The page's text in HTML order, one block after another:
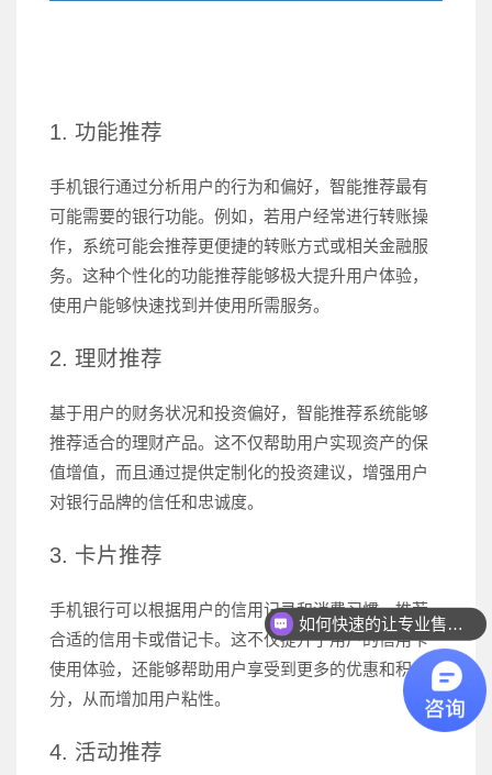
1. 功能推荐
手机银行通过分析用户的行为和偏好，智能推荐最有
可能需要的银行功能。例如，若用户经常进行转账操
作，系统可能会推荐更便捷的转账方式或相关金融服
务。这种个性化的功能推荐能够极大提升用户体验，
使用户能够快速找到并使用所需服务。
2. 理财推荐
基于用户的财务状况和投资偏好，智能推荐系统能够
推荐适合的理财产品。这不仅帮助用户实现资产的保
值增值，而且通过提供定制化的投资建议，增强用户
对银行品牌的信任和忠诚度。
3. 卡片推荐
手机银行可以根据用户的信用记录和消费习惯，推荐
合适的信用卡或借记卡。这不仅提升了用户的信用卡
使用体验，还能够帮助用户享受到更多的优惠和积
分，从而增加用户粘性。
4. 活动推荐
如何快速的让专业售前联系我？